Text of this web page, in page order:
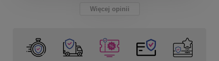
Więcej opinii